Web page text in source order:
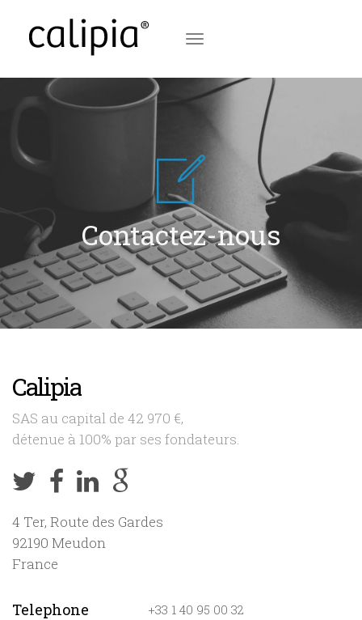
Contactez-nous
Calipia
SAS au capital de 42 970 €,
détenue à 100% par ses fondateurs.
4 Ter, Route des Gardes
92190 Meudon
France
Telephone +33 1 40 95 00 32